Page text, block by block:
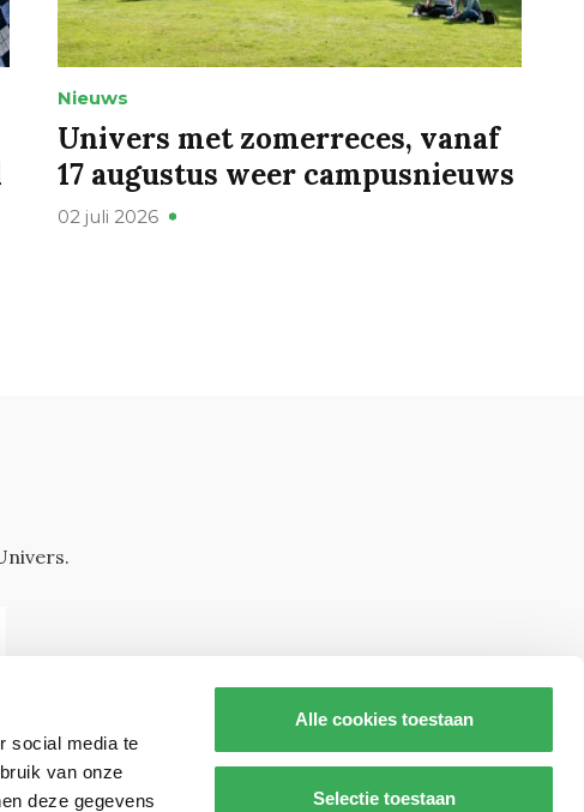
social media te
van onze
deze gegevens
Alle cookies toestaan
Selectie toestaan
Nieuws
Univers met zomerreces, vanaf
17 augustus weer campusnieuws
02 juli 2026